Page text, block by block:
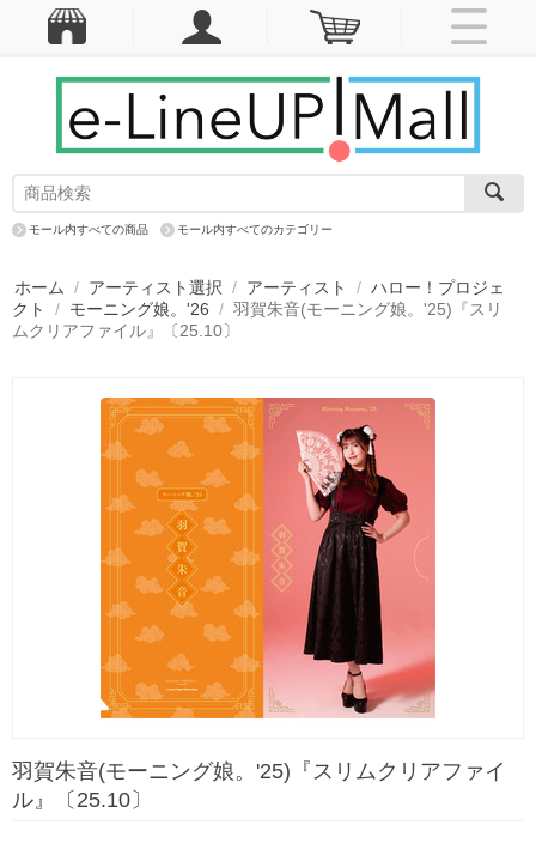
モール内すべての商品 モール内すべてのカテゴリー
ホーム / アーティスト選択 / アーティスト / ハロー！プロジェ
クト
/ モーニング娘。'26 / 羽賀朱音(モーニング娘。'25)『スリ
ムクリアファイル』〔25.10〕
羽賀朱音(モーニング娘。'25)『スリムクリアファイ
ル』〔25.10〕